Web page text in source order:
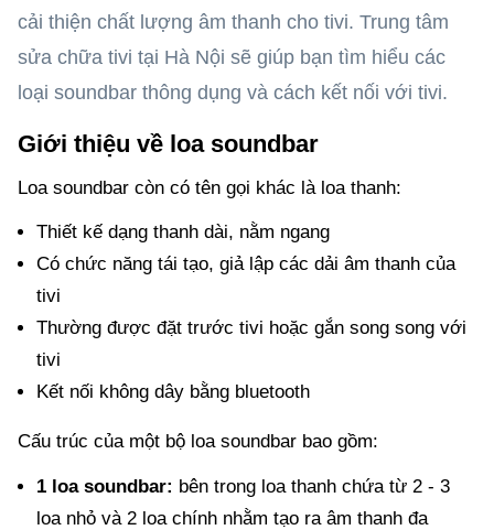
cải thiện chất lượng âm thanh cho tivi. Trung tâm
sửa chữa tivi tại Hà Nội sẽ giúp bạn tìm hiểu các
loại soundbar thông dụng và cách kết nối với tivi.
Giới thiệu về loa soundbar
Loa soundbar còn có tên gọi khác là loa thanh:
Thiết kế dạng thanh dài, nằm ngang
Có chức năng tái tạo, giả lập các dải âm thanh của
tivi
Thường được đặt trước tivi hoặc gắn song song với
tivi
Kết nối không dây bằng bluetooth
Cấu trúc của một bộ loa soundbar bao gồm:
1 loa soundbar: bên trong loa thanh chứa từ 2 - 3
loa nhỏ và 2 loa chính nhằm tạo ra âm thanh đa